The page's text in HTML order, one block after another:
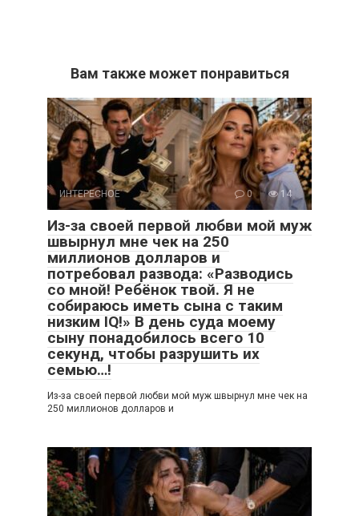
Вам также может понравиться
ИНТЕРЕСНОЕ 0 14
Из-за своей первой любви мой муж
швырнул мне чек на 250
миллионов долларов и
потребовал развода: «Разводись
со мной! Ребёнок твой. Я не
собираюсь иметь сына с таким
низким IQ!» В день суда моему
сыну понадобилось всего 10
секунд, чтобы разрушить их
семью…!
Из-за своей первой любви мой муж швырнул мне чек на
250 миллионов долларов и